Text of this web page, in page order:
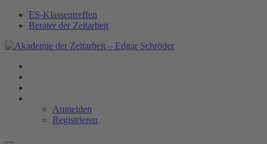
ES-Klassentreffen
Berater der Zeitarbeit
Anmelden
Registrieren